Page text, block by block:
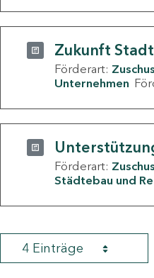
Zukunft
Förderart:
Unternehmen
Förderart:
Städtebau und
4 Einträge